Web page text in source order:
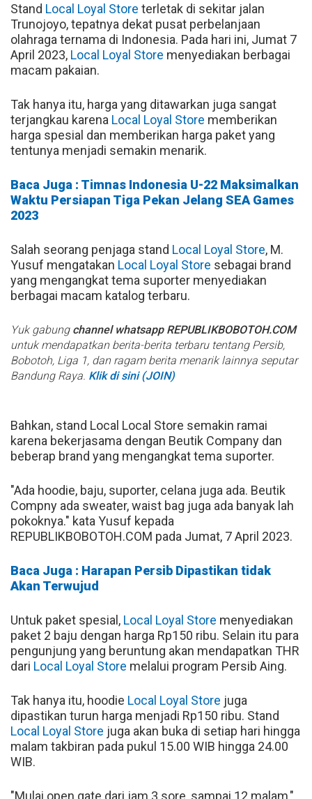
Stand Local Loyal Store terletak di sekitar jalan
Trunojoyo, tepatnya dekat pusat perbelanjaan
olahraga ternama di Indonesia. Pada hari ini, Jumat 7
April 2023, Local Loyal Store menyediakan berbagai
macam pakaian.
Tak hanya itu, harga yang ditawarkan juga sangat
terjangkau karena Local Loyal Store memberikan
harga spesial dan memberikan harga paket yang
tentunya menjadi semakin menarik.
Baca Juga : Timnas Indonesia U-22 Maksimalkan
Waktu Persiapan Tiga Pekan Jelang SEA Games
2023
Salah seorang penjaga stand Local Loyal Store, M.
Yusuf mengatakan Local Loyal Store sebagai brand
yang mengangkat tema suporter menyediakan
berbagai macam katalog terbaru.
Yuk gabung channel whatsapp REPUBLIKBOBOTOH.COM
untuk mendapatkan berita-berita terbaru tentang Persib,
Bobotoh, Liga 1, dan ragam berita menarik lainnya seputar
Bandung Raya. Klik di sini (JOIN)
Bahkan, stand Local Local Store semakin ramai
karena bekerjasama dengan Beutik Company dan
beberap brand yang mengangkat tema suporter.
"Ada hoodie, baju, suporter, celana juga ada. Beutik
Compny ada sweater, waist bag juga ada banyak lah
pokoknya." kata Yusuf kepada
REPUBLIKBOBOTOH.COM pada Jumat, 7 April 2023.
Baca Juga : Harapan Persib Dipastikan tidak
Akan Terwujud
Untuk paket spesial, Local Loyal Store menyediakan
paket 2 baju dengan harga Rp150 ribu. Selain itu para
pengunjung yang beruntung akan mendapatkan THR
dari Local Loyal Store melalui program Persib Aing.
Tak hanya itu, hoodie Local Loyal Store juga
dipastikan turun harga menjadi Rp150 ribu. Stand
Local Loyal Store juga akan buka di setiap hari hingga
malam takbiran pada pukul 15.00 WIB hingga 24.00
WIB.
"Mulai open gate dari jam 3 sore, sampai 12 malam,"